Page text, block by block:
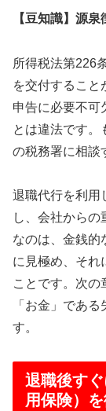
【豆知識】源
所得税法第226
を交付すること
申告に必要不可
とは違法です。
の税務署に相談
退職代行を利用
し、会社から
なのは、金銭的
に見極め、それ
ことです。次の
「お金」であ
す。
退職後す
用保険）